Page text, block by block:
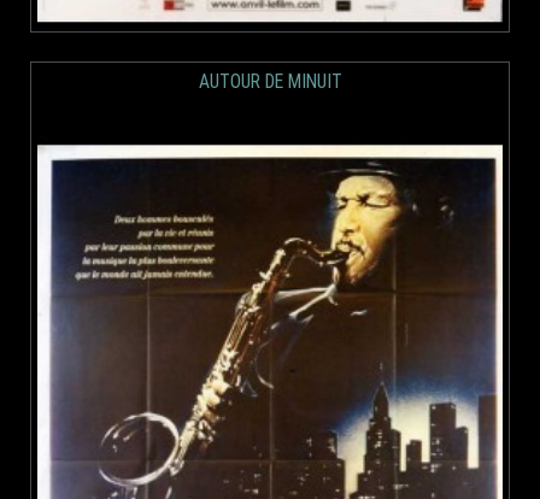
AUTOUR DE MINUIT